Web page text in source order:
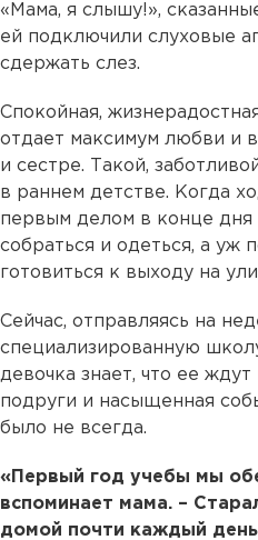
«Мама, я слышу!»,
ей подключили слуховые
сдержать слез.
Спокойная,
отдает максимум любви и
и сестре. Такой,
в раннем детстве. Когда
первым делом в конце дня
собраться и одеться, а уж
готовиться к выходу на
Сейчас, отправляясь на
специализированную
девочка знает, что ее
подруги и насыщенная
было не всегда.
«Первый год учебы мы
вспоминает мама. –
домой почти каждый